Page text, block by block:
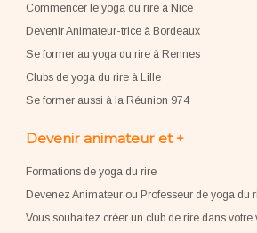
Commencer le yoga du rire à Nice
Devenir Animateur-trice à Bordeaux
Se former au yoga du rire à Rennes
Clubs de yoga du rire à Lille
Se former aussi à la Réunion 974
Devenir animateur et +
Formations de yoga du rire
Devenez Animateur ou Professeur de yoga du
Vous souhaitez créer un club de rire dans votre